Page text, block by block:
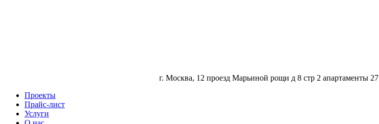
г. Москва, 12 проезд Марьиной рощи д 8 стр 2 апартаменты 27
Проекты
Прайс-лист
Услуги